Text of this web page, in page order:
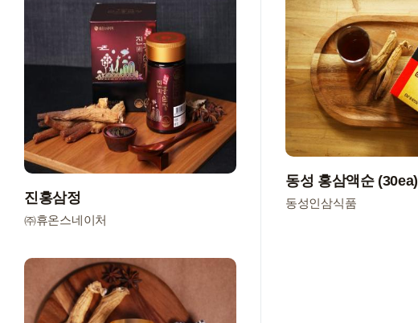
진홍삼정
㈜휴온스네이처
동성 홍삼액순 (30ea)
동성인삼식품